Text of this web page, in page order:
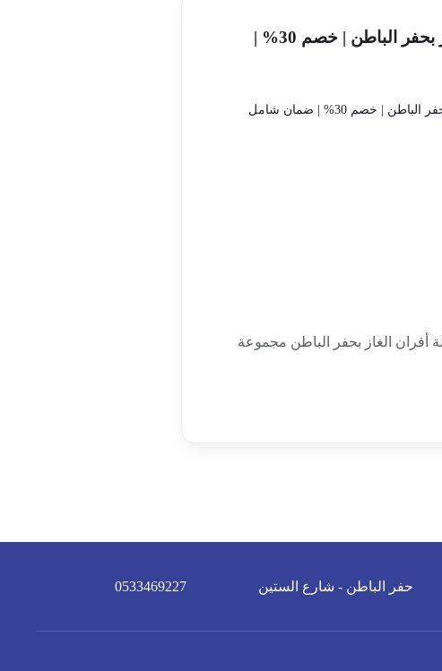
صيانة أفران الغاز بحفر الباطن | خصم 30% |
أفران الغاز بحفر الباطن مجموعة
حفر الباطن - شارع الستين 0533469227